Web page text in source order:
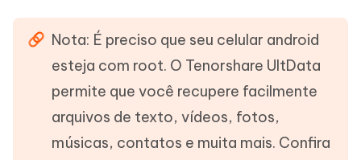
Nota: É preciso que seu celular android
esteja com root. O Tenorshare UltData
permite que você recupere facilmente
arquivos de texto, vídeos, fotos,
músicas, contatos e muita mais. Confira